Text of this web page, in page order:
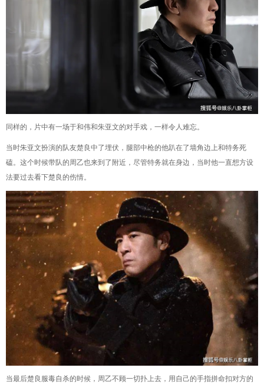
同样的，片中有一场于和伟和朱亚文的对手戏，一样令人难忘。
当时朱亚文扮演的队友楚良中了埋伏，腿部中枪的他趴在了墙角边上和特务死
磕。这个时候带队的周乙也来到了附近，尽管特务就在身边，当时他一直想方设
法要过去看下楚良的伤情。
当最后楚良服毒自杀的时候，周乙不顾一切扑上去，用自己的手指拼命扣对方的